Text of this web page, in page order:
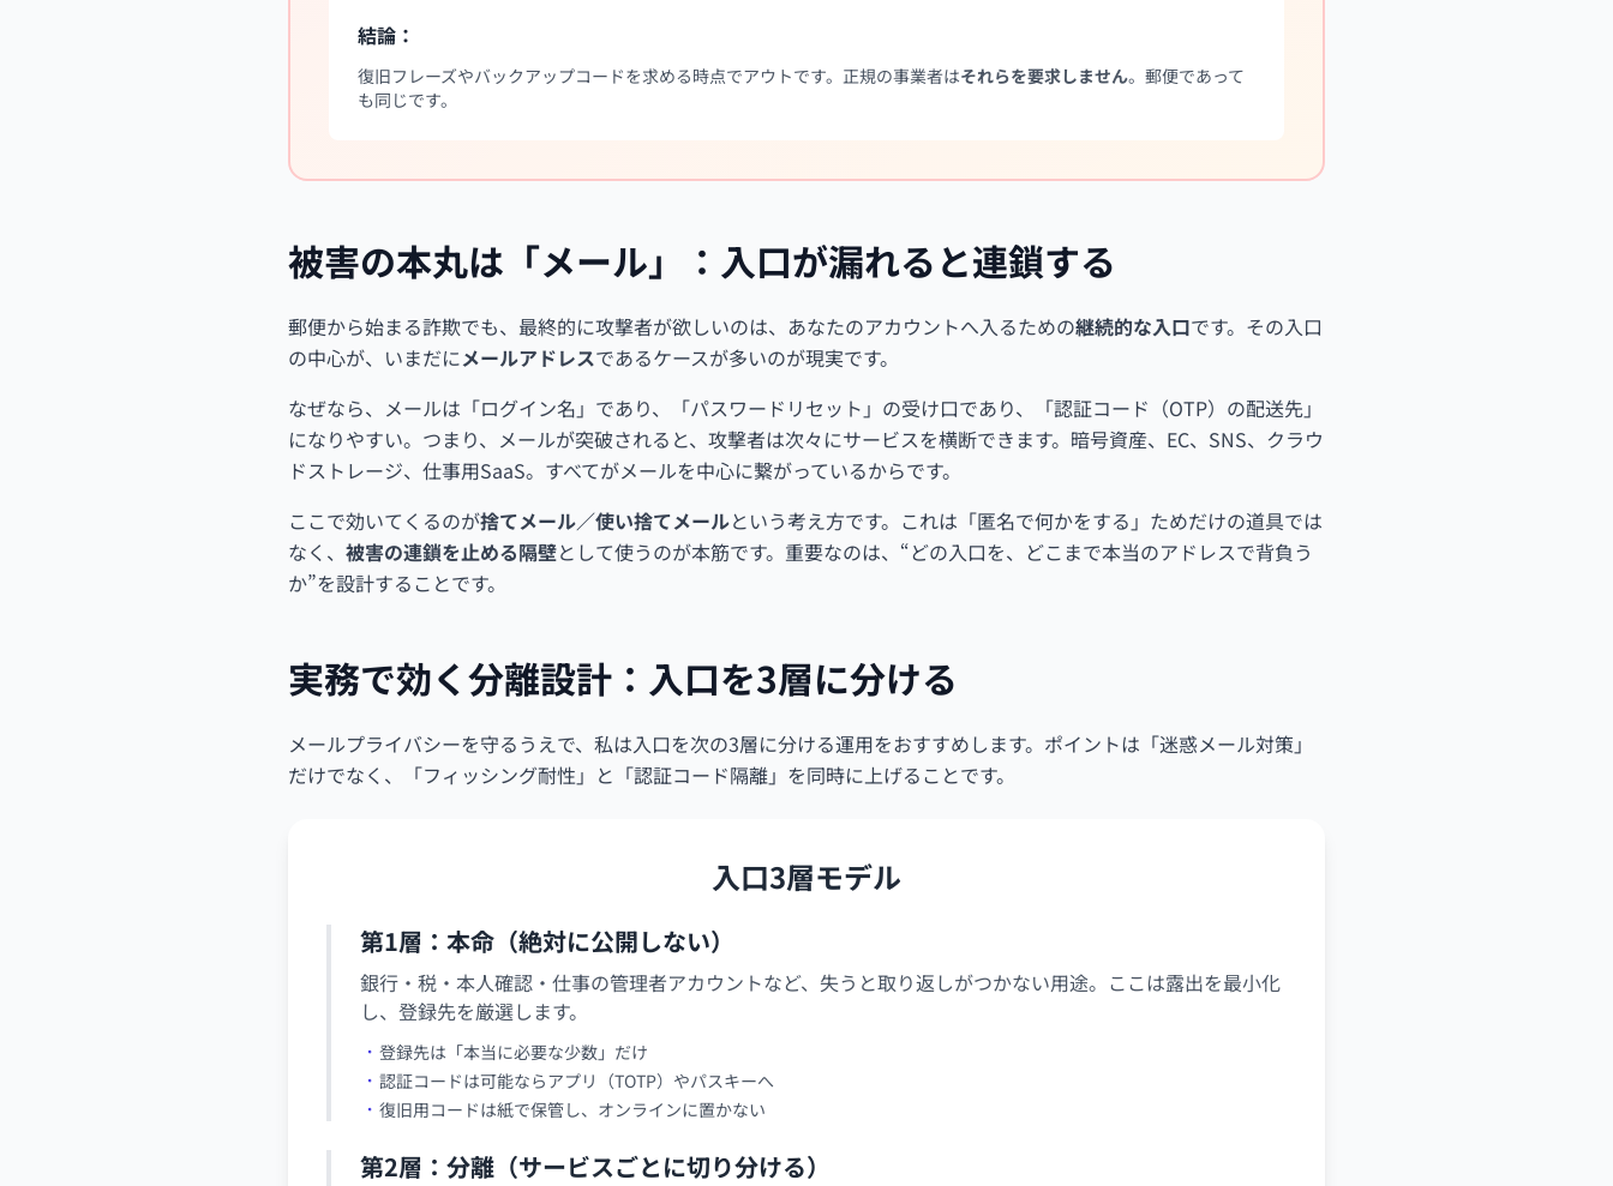
結論：
復旧フレーズやバックアップコードを求める時点でアウトです。正規の事業者はそれらを要求しません。郵便であって
も同じです。
被害の本丸は「メール」：入口が漏れると連鎖する
郵便から始まる詐欺でも、最終的に攻撃者が欲しいのは、あなたのアカウントへ入るための継続的な入口です。その入口
の中心が、いまだにメールアドレスであるケースが多いのが現実です。
なぜなら、メールは「ログイン名」であり、「パスワードリセット」の受け口であり、「認証コード（OTP）の配送先」
になりやすい。つまり、メールが突破されると、攻撃者は次々にサービスを横断できます。暗号資産、EC、SNS、クラウ
ドストレージ、仕事用SaaS。すべてがメールを中心に繋がっているからです。
ここで効いてくるのが捨てメール／使い捨てメールという考え方です。これは「匿名で何かをする」ためだけの道具では
なく、 被害の連鎖を止める隔壁として使うのが本筋です。重要なのは、“どの入口を、どこまで本当のアドレスで背負う
か”を設計することです。
実務で効く分離設計：入口を3層に分ける
メールプライバシーを守るうえで、私は入口を次の3層に分ける運用をおすすめします。ポイントは「迷惑メール対策」
だけでなく、「フィッシング耐性」と「認証コード隔離」を同時に上げることです。
入口3層モデル
第1層：本命（絶対に公開しない）
銀行・税・本人確認・仕事の管理者アカウントなど、失うと取り返しがつかない用途。ここは露出を最小化
し、登録先を厳選します。
登録先は「本当に必要な少数」だけ
認証コードは可能ならアプリ（TOTP）やパスキーへ
復旧用コードは紙で保管し、オンラインに置かない
第2層：分離（サービスごとに切り分ける）